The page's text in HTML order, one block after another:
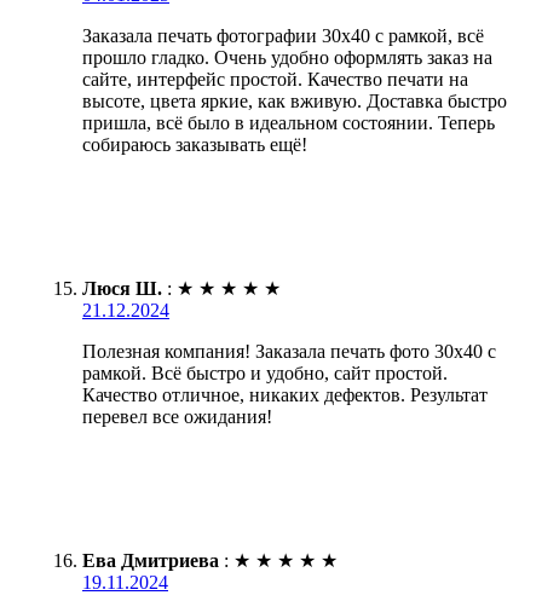
Заказала печать фотографии 30х40 с рамкой, всё
прошло гладко. Очень удобно оформлять заказ на
сайте, интерфейс простой. Качество печати на
высоте, цвета яркие, как вживую. Доставка быстро
пришла, всё было в идеальном состоянии. Теперь
собираюсь заказывать ещё!
Люся Ш. : ★ ★ ★ ★ ★
21.12.2024
Полезная компания! Заказала печать фото 30х40 с
рамкой. Всё быстро и удобно, сайт простой.
Качество отличное, никаких дефектов. Результат
перевел все ожидания!
Ева Дмитриева : ★ ★ ★ ★ ★
19.11.2024